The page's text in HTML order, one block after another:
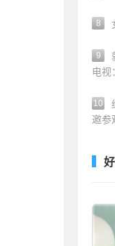
8
9
电视
10
邀参